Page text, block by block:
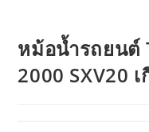
หม้อน้ำรถยนต์
2000 SXV20